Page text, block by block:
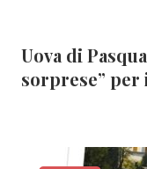
Uova di
sorprese”